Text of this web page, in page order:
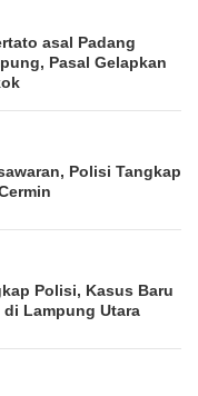
asal Padang
Pasal Gelapkan
Polisi Tangkap
Polisi, Kasus Baru
Lampung Utara